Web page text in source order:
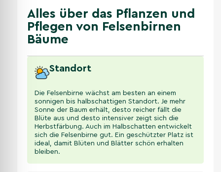
Alles über das Pflanzen und
Pflegen von Felsenbirnen
Bäume
Standort
Die Felsenbirne wächst am besten an einem
sonnigen bis halbschattigen Standort. Je mehr
Sonne der Baum erhält, desto reicher fällt die
Blüte aus und desto intensiver zeigt sich die
Herbstfärbung. Auch im Halbschatten entwickelt
sich die Felsenbirne gut. Ein geschützter Platz ist
ideal, damit Blüten und Blätter schön erhalten
bleiben.